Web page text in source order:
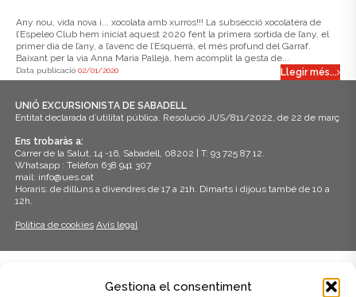
Gestiona el consentiment
Any nou, vida nova i... xocolata amb xurros!!! La subsecció xocolatera de
l’Espeleo Club hem iniciat aquest 2020 fent la primera sortida de l’any, el
primer dia de l’any, a l’avenc de l’Esquerrà, el més profund del Garraf.
Baixant per la via Anna Maria Pallejà, hem acomplit la gesta de...
Data publicació 02/01/2020 Llegir més...
UNIÓ EXCURSIONISTA DE SABADELL
Entitat declarada d’utilitat pública. Resolució JUS/811/2022, de 22 de març
Ens trobaràs a:
Carrer de la Salut, 14 -16, Sabadell, 08202 | T: 93 725 87 12.
Whatsapp : Telèfon 638 941 307
mail: info@ues.cat
Horaris: de dilluns a divendres de 17 a 21h. Dimarts i dijous també de 10 a
12h.
Política de cookies Avís legal